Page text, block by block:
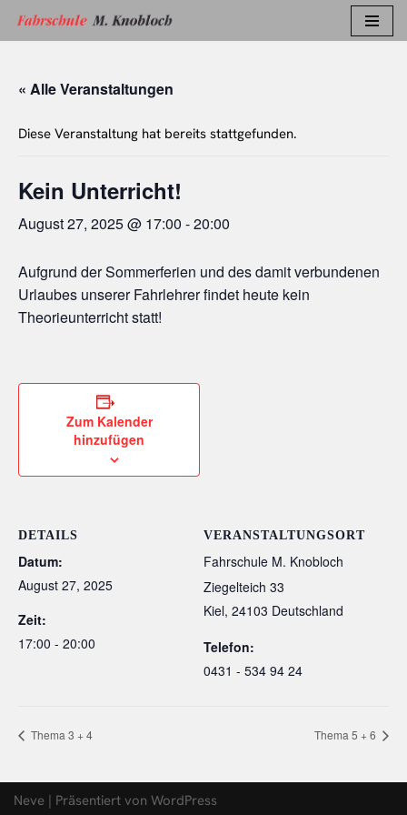
springen
« Alle Veranstaltungen
Diese Veranstaltung hat bereits stattgefunden.
Kein Unterricht!
August 27, 2025 @ 17:00 -20:00
Aufgrund der Sommerferien und des damit verbundenen
Urlaubes unserer Fahrlehrer findet heute kein
Theorieunterricht statt!
Zum Kalender
hinzufügen
DETAILS
Datum:
August 27, 2025
Zeit:
17:00 - 20:00
VERANSTALTUNGSORT
Fahrschule M. Knobloch
Ziegelteich 33
Kiel, 24103 Deutschland
Telefon:
0431 - 534 94 24
Thema 3 + 4 Thema 5 + 6
Neve | Präsentiert von WordPress